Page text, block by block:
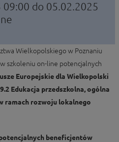
do 05.02.2025
Wielkopolskiego w Poznaniu
szkoleniu on-line potencjalnych
Europejskie dla Wielkopolski
9.2 Edukacja przedszkolna, ogólna
ramach rozwoju lokalnego
beneficjentów